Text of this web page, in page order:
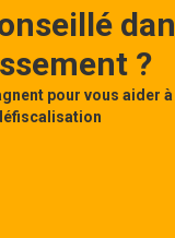
?
pour vous aider